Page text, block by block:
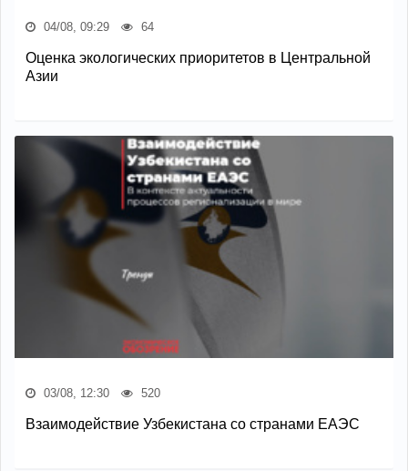
04/08, 09:29 64
Оценка экологических приоритетов в Центральной
Азии
03/08, 12:30 520
Взаимодействие Узбекистана со странами ЕАЭС